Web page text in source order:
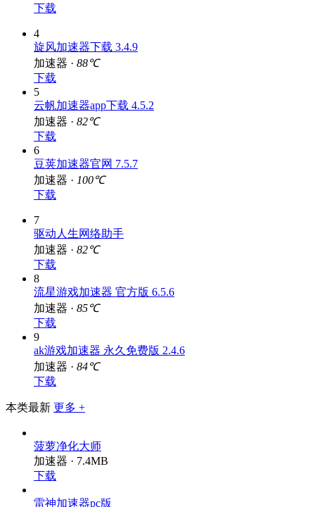
下载
4
旋风加速器下载 3.4.9
加速器 · 88℃
下载
5
云帆加速器app下载 4.5.2
加速器 · 82℃
下载
6
豆荚加速器官网 7.5.7
加速器 · 100℃
下载
7
驱动人生网络助手
加速器 · 82℃
下载
8
流星游戏加速器 官方版 6.5.6
加速器 · 85℃
下载
9
ak游戏加速器 永久免费版 2.4.6
加速器 · 84℃
下载
本类最新 更多 +
菠萝净化大师
加速器 · 7.4MB
下载
雷神加速器pc版